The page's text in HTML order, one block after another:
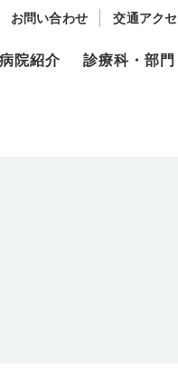
お問い合わせ 交通アク
病院紹介 診療科・部